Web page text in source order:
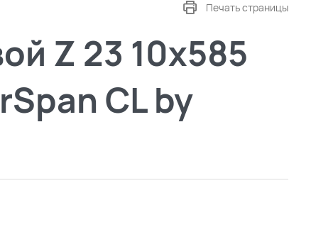
Печать страницы
Z 23 10x585
CL by